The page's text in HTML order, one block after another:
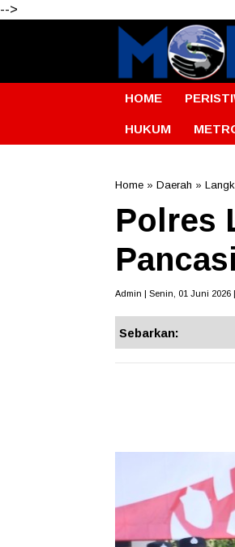
-->
HOME
HUKUM
Home » Daerah »
Polres
Admin | Senin, 01 Juni 2026 |
Sebarkan: